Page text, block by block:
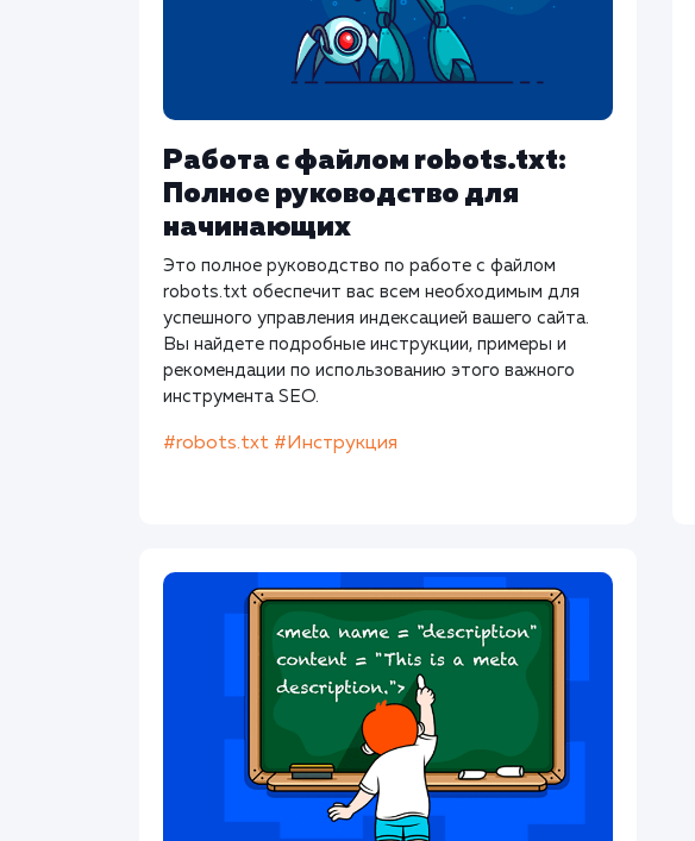
Работа с файлом robots.txt:
Полное руководство для
начинающих
Это полное руководство по работе с файлом
robots.txt обеспечит вас всем необходимым для
успешного управления индексацией вашего сайта.
Вы найдете подробные инструкции, примеры и
рекомендации по использованию этого важного
инструмента SEO.
#robots.txt #Инструкция